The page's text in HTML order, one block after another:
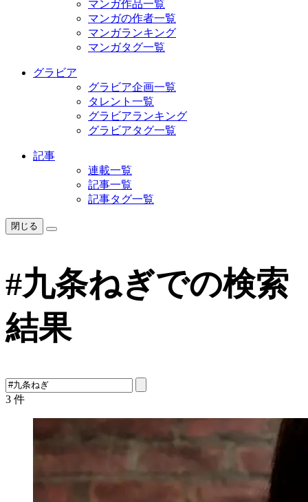
マンガ作品一覧
マンガの作者一覧
マンガランキング
マンガタグ一覧
グラビア
グラビア企画一覧
タレント一覧
グラビアランキング
グラビアタグ一覧
記事
連載一覧
記事一覧
記事タグ一覧
閉じる
#九条ねぎでの検索
結果
3 件